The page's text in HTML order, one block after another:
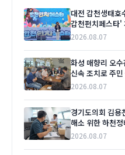
대전 갑천생태
갑천펀치페스타'
2026.08.07
화성 매향리 오
신속 조치로 주
2026.08.07
경기도의회 김용
해소 위한 하천
2026.08.07